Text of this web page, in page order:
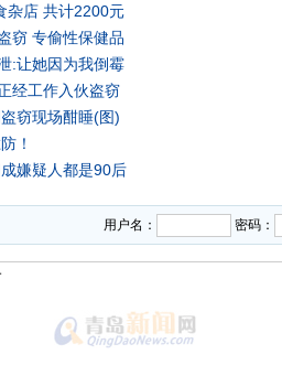
杂店 共计2200元
窃 专偷性保健品
:让她因为我倒霉
经工作入伙盗窃
窃现场酣睡(图)
！
嫌疑人都是90后
用户名： 密码：